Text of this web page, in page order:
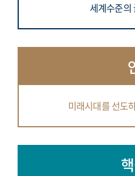
세계수준의
미래시대를 선도